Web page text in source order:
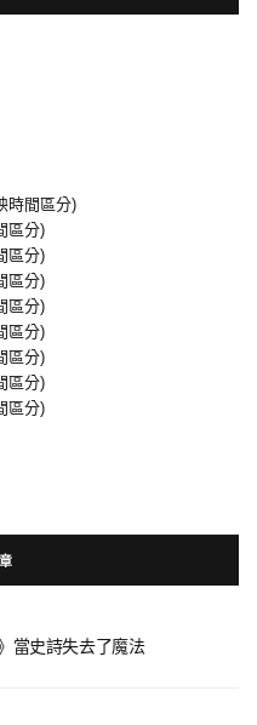
時間區分)
區分)
區分)
區分)
區分)
區分)
區分)
區分)
區分)
當史詩失去了魔法